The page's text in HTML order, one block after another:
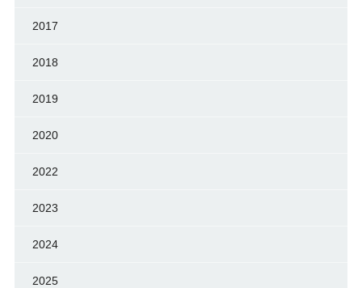
2017
2018
2019
2020
2022
2023
2024
2025